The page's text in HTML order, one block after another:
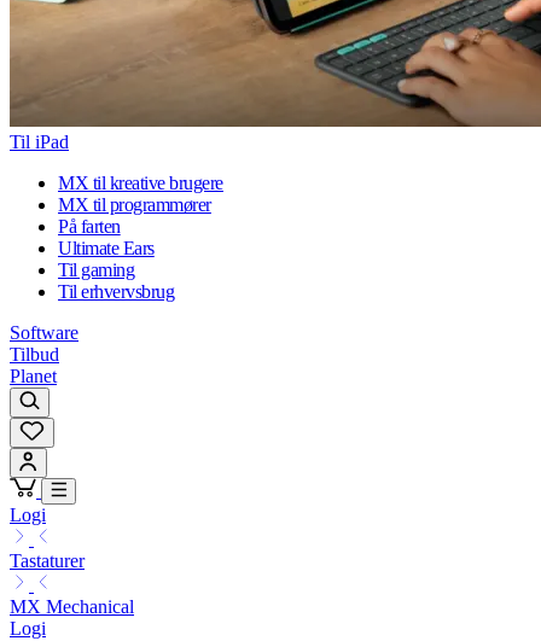
Til iPad
MX til kreative brugere
MX til programmører
På farten
Ultimate Ears
Til gaming
Til erhvervsbrug
Software
Tilbud
Planet
Logi
Tastaturer
MX Mechanical
Logi